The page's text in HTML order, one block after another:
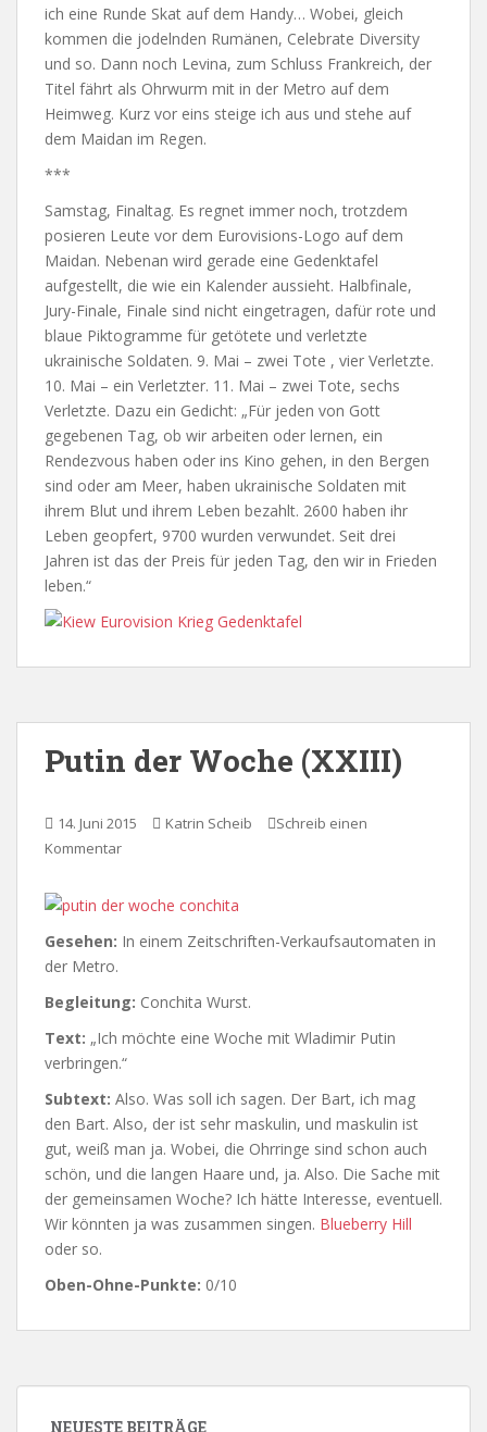
ich eine Runde Skat auf dem Handy… Wobei, gleich
kommen die jodelnden Rumänen, Celebrate Diversity
und so. Dann noch Levina, zum Schluss Frankreich, der
Titel fährt als Ohrwurm mit in der Metro auf dem
Heimweg. Kurz vor eins steige ich aus und stehe auf
dem Maidan im Regen.
***
Samstag, Finaltag. Es regnet immer noch, trotzdem
posieren Leute vor dem Eurovisions-Logo auf dem
Maidan. Nebenan wird gerade eine Gedenktafel
aufgestellt, die wie ein Kalender aussieht. Halbfinale,
Jury-Finale, Finale sind nicht eingetragen, dafür rote und
blaue Piktogramme für getötete und verletzte
ukrainische Soldaten. 9. Mai – zwei Tote , vier Verletzte.
10. Mai – ein Verletzter. 11. Mai – zwei Tote, sechs
Verletzte. Dazu ein Gedicht: „Für jeden von Gott
gegebenen Tag, ob wir arbeiten oder lernen, ein
Rendezvous haben oder ins Kino gehen, in den Bergen
sind oder am Meer, haben ukrainische Soldaten mit
ihrem Blut und ihrem Leben bezahlt. 2600 haben ihr
Leben geopfert, 9700 wurden verwundet. Seit drei
Jahren ist das der Preis für jeden Tag, den wir in Frieden
leben.“
Putin der Woche (XXIII)
14. Juni 2015 Katrin Scheib
Schreib einen
Kommentar
Gesehen: In einem Zeitschriften-Verkaufsautomaten in
der Metro.
Begleitung: Conchita Wurst.
Text: „Ich möchte eine Woche mit Wladimir Putin
verbringen.“
Subtext: Also. Was soll ich sagen. Der Bart, ich mag
den Bart. Also, der ist sehr maskulin, und maskulin ist
gut, weiß man ja. Wobei, die Ohrringe sind schon auch
schön, und die langen Haare und, ja. Also. Die Sache mit
der gemeinsamen Woche? Ich hätte Interesse, eventuell.
Wir könnten ja was zusammen singen. Blueberry Hill
oder so.
Oben-Ohne-Punkte: 0/10
NEUESTE BEITRÄGE